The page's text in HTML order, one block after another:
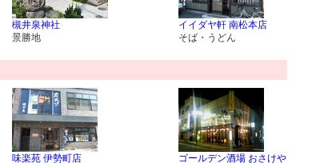
槻井泉神社
景勝地
イイダヤ軒 南松本店
そば・うどん
味楽苑 伊勢町店 ゴールデン酒場 おさけや